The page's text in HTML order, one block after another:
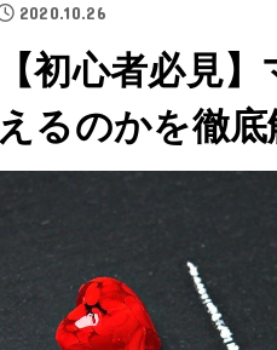
2020.10.26
【初心者必見
えるのかを徹底